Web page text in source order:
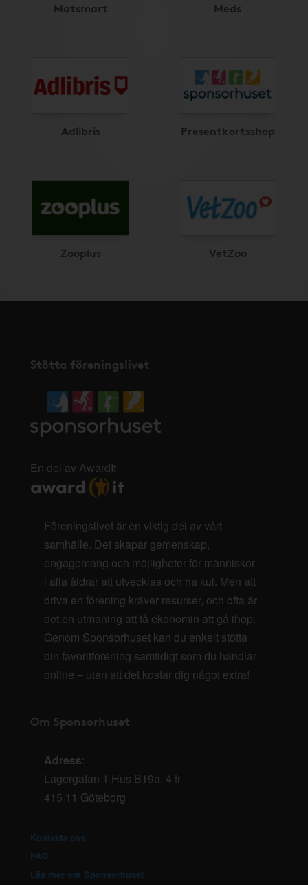
Matsmart Meds
Adlibris Presentkortsshop
Zooplus VetZoo
Stötta föreningslivet
En del av AwardIt
Föreningslivet är en viktig del av vårt
samhälle. Det skapar gemenskap,
engagemang och möjligheter för människor
i alla åldrar att utvecklas och ha kul. Men att
driva en förening kräver resurser, och ofta är
det en utmaning att få ekonomin att gå ihop.
Genom Sponsorhuset kan du enkelt stötta
din favoritförening samtidigt som du handlar
online – utan att det kostar dig något extra!
Om Sponsorhuset
Adress:
Lagergatan 1 Hus B19a, 4 tr
415 11 Göteborg
Kontakta oss
FAQ
Läs mer om Sponsorhuset